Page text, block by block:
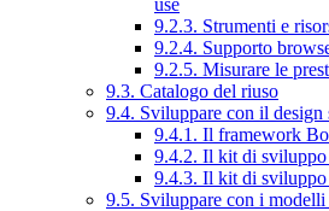
9.2.3. Strumenti e
9.2.4. Supporto
9.2.5. Misurare le
9.3. Catalogo del riuso
9.4. Sviluppare con il design
9.4.1. Il framework
9.4.2. Il kit di sviluppo
9.4.3. Il kit di
9.5. Sviluppare con i